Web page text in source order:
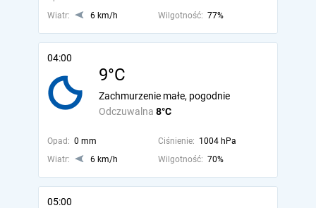
Wiatr:
6 km/h Wilgotność: 77%
04:00
9°C
Odczuwalna 8°C
Zachmurzenie małe, pogodnie
Opad: 0 mm Ciśnienie: 1004 hPa
Wiatr:
6 km/h Wilgotność: 70%
05:00